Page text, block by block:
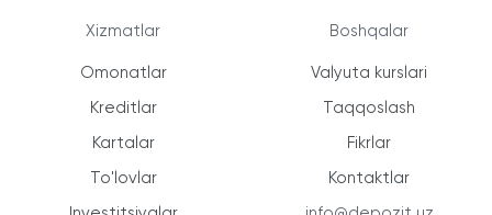
Xizmatlar
Omonatlar
Kreditlar
Kartalar
To'lovlar
Boshqalar
Valyuta kurslari
Taqqoslash
Fikrlar
Kontaktlar